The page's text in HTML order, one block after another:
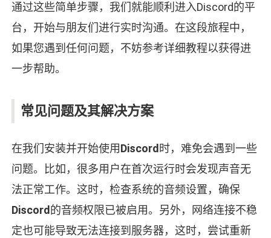
通过这些简单步骤，我们就能顺利进入Discord的平
台，开始与朋友们进行实时沟通。在这段旅程中，
如果您遇到任何问题，不妨参考详细教程以获得进
一步帮助。
常见问题及其解决方案
在我们安装并开始使用Discord时，难免会遇到一些
问题。比如，很多用户在首次运行时会发现声音无
法正常工作。这时，检查系统的音频设置，确保
Discord的音频权限已被启用。另外，网络连接不稳
定也可能导致无法连接到服务器，这时，尝试重新